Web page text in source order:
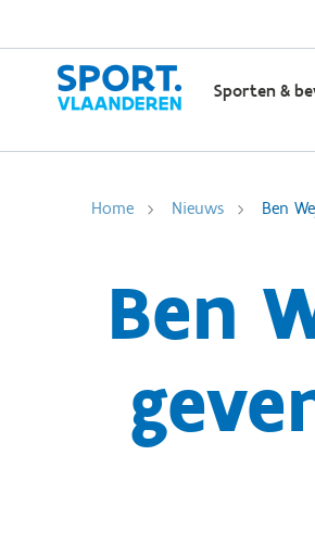
Sporten &
Home Nieuws Ben
Ben